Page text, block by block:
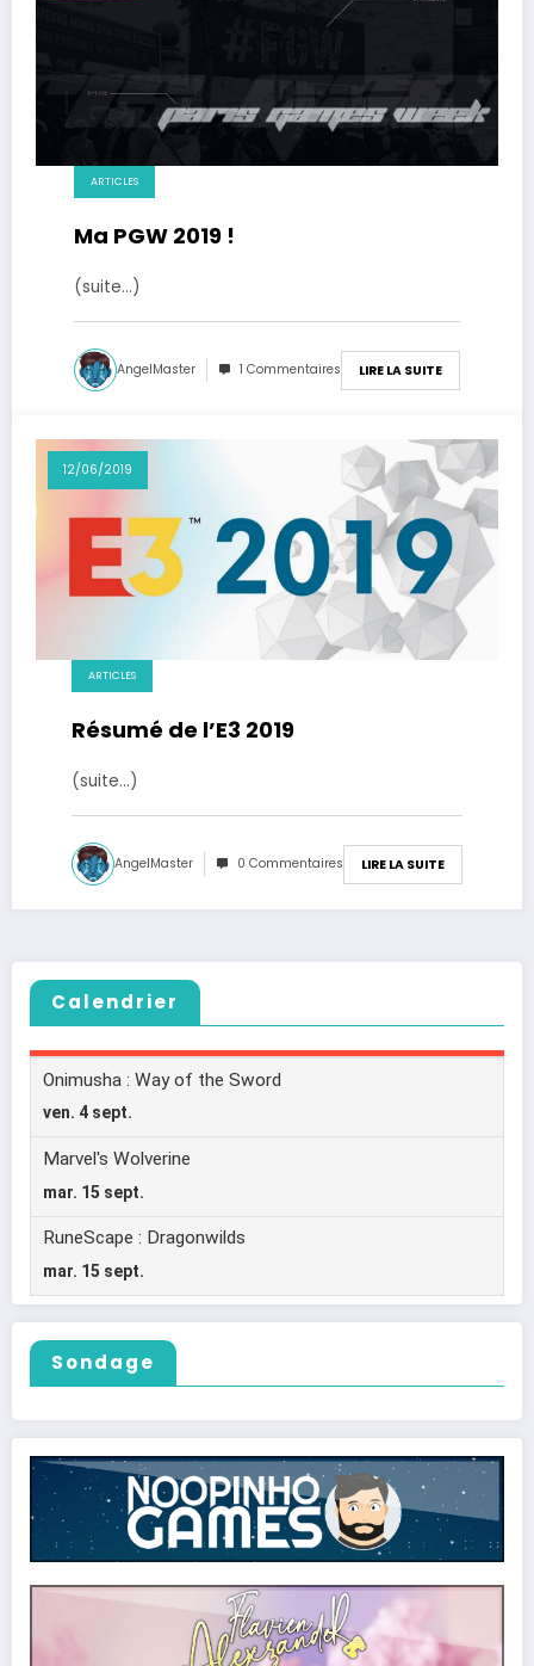
ARTICLES
Ma PGW 2019 !
(suite…)
AngelMaster 1 Commentaires LIRE LA SUITE
12/06/2019
ARTICLES
Résumé de l’E3 2019
(suite…)
AngelMaster 0 Commentaires LIRE LA SUITE
Calendrier
Sondage